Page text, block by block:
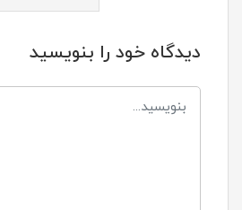
دیدگاه خود را بنویسید